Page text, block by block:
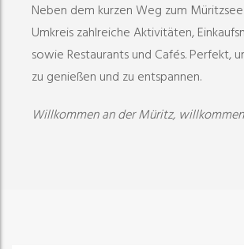
Neben dem kurzen Weg zum
Umkreis zahlreiche Aktivitäten,
sowie Restaurants und Cafés. Perfekt,
zu genießen und zu entspannen.
Willkommen an der Müritz,